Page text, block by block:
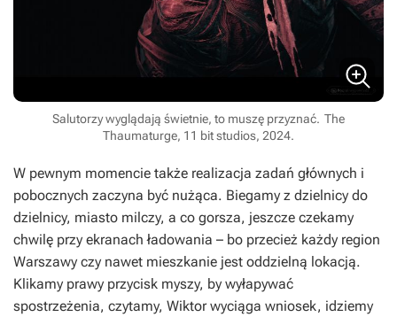
Salutorzy wyglądają świetnie, to muszę przyznać. The
Thaumaturge, 11 bit studios, 2024.
W pewnym momencie także realizacja zadań głównych i
pobocznych zaczyna być nużąca. Biegamy z dzielnicy do
dzielnicy, miasto milczy, a co gorsza, jeszcze czekamy
chwilę przy ekranach ładowania – bo przecież każdy region
Warszawy czy nawet mieszkanie jest oddzielną lokacją.
Klikamy prawy przycisk myszy, by wyłapywać
spostrzeżenia, czytamy, Wiktor wyciąga wniosek, idziemy